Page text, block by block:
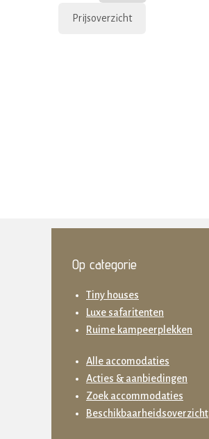
Op categorie
Tiny houses
Luxe safaritenten
Ruime kampeerplekken
Alle accomodaties
Acties & aanbiedingen
Zoek accommodaties
Beschikbaarheidsoverzicht